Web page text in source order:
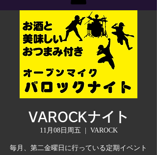
VAROCKナイト
11月08日周五
  |
VAROCK
毎月、第二金曜日に行っている定期イベント